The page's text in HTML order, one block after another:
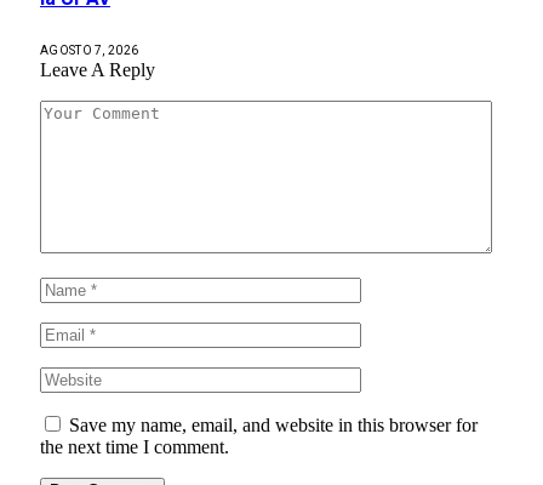
AGOSTO 7, 2026
Leave A Reply
Save my name, email, and website in this browser for
the next time I comment.